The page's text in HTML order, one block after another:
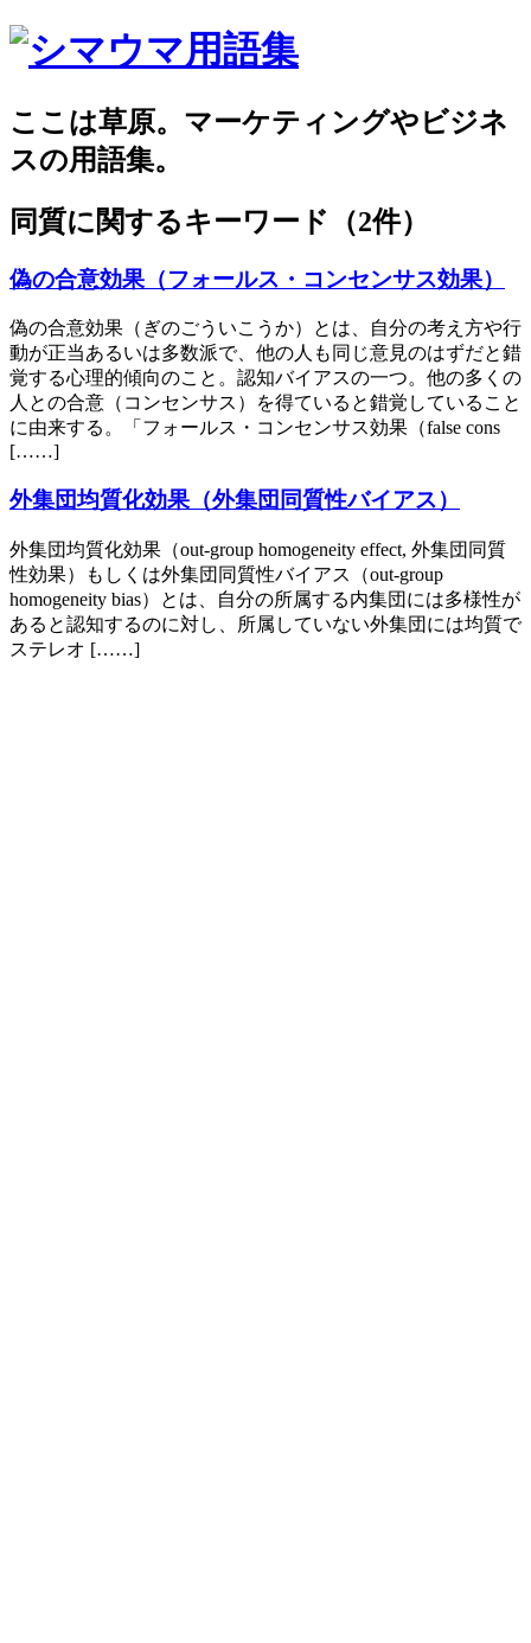
ここは草原。マーケティングやビジネ
スの用語集。
同質に関するキーワード（2件）
偽の合意効果（フォールス・コンセンサス効果）
偽の合意効果（ぎのごういこうか）とは、自分の考え方や行
動が正当あるいは多数派で、他の人も同じ意見のはずだと錯
覚する心理的傾向のこと。認知バイアスの一つ。他の多くの
人との合意（コンセンサス）を得ていると錯覚していること
に由来する。「フォールス・コンセンサス効果（false cons
[……]
外集団均質化効果（外集団同質性バイアス）
外集団均質化効果（out-group homogeneity effect, 外集団同質
性効果）もしくは外集団同質性バイアス（out-group
homogeneity bias）とは、自分の所属する内集団には多様性が
あると認知するのに対し、所属していない外集団には均質で
ステレオ [……]